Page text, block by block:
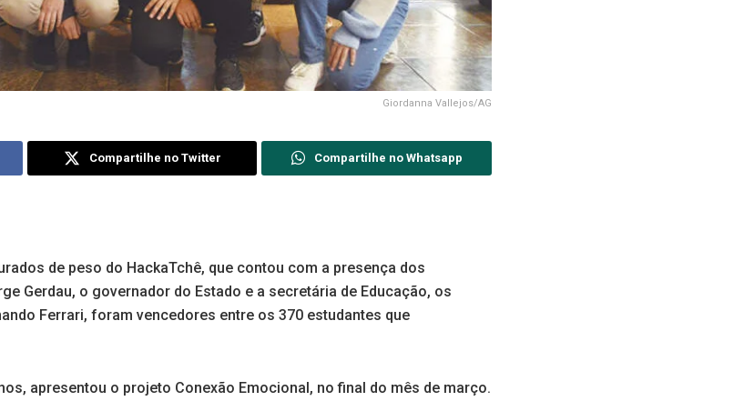
Giordanna Vallejos/AG
Compartilhe no Twitter Compartilhe no Whatsapp
de peso do HackaTchê, que contou com a presença dos
Gerdau, o governador do Estado e a secretária de Educação, os
Ferrari, foram vencedores entre os 370 estudantes que
apresentou o projeto Conexão Emocional, no final do mês de março.